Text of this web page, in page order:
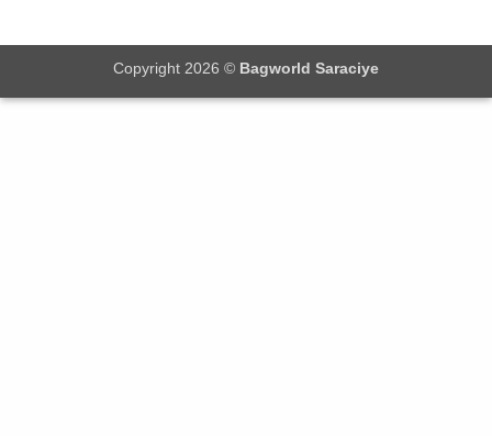
Copyright 2026 © Bagworld Saraciye